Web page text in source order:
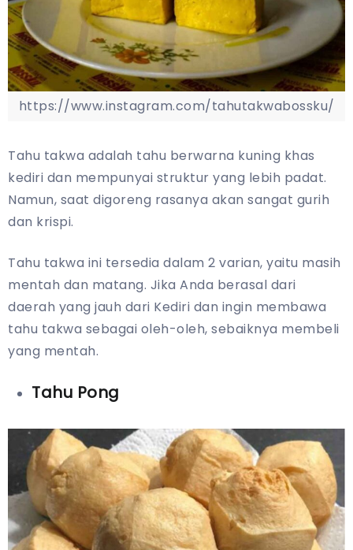
https://www.instagram.com/tahutakwabossku/
Tahu takwa adalah tahu berwarna kuning khas
kediri dan mempunyai struktur yang lebih padat.
Namun, saat digoreng rasanya akan sangat gurih
dan krispi.
Tahu takwa ini tersedia dalam 2 varian, yaitu masih
mentah dan matang. Jika Anda berasal dari
daerah yang jauh dari Kediri dan ingin membawa
tahu takwa sebagai oleh-oleh, sebaiknya membeli
yang mentah.
Tahu Pong